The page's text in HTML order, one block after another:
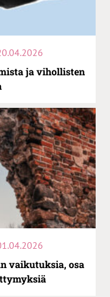
ja vihollisten
vaikutuksia, osa